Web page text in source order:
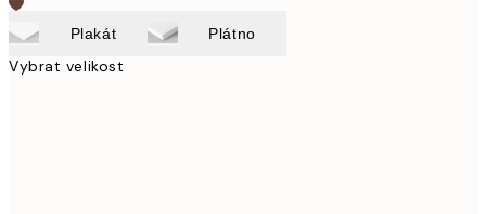
Plakát Plátno
Vybrat velikost